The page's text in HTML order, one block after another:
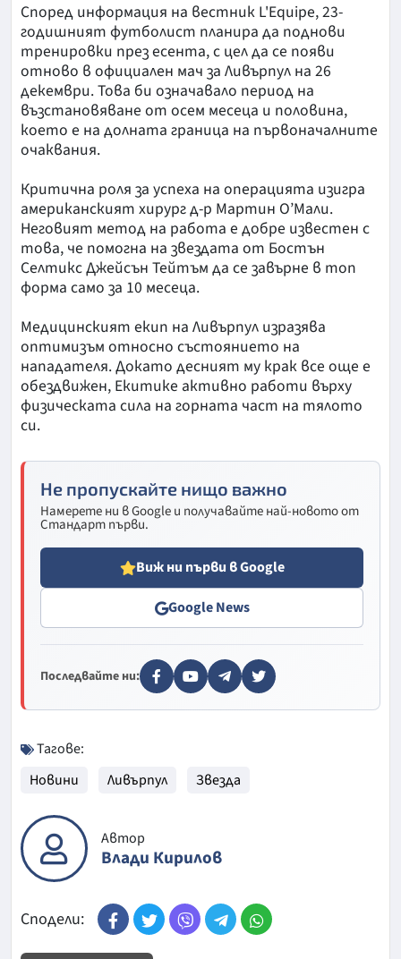
Според информация на вестник L'Equipe, 23-
годишният футболист планира да поднови
тренировки през есента, с цел да се появи
отново в официален мач за Ливърпул на 26
декември. Това би означавало период на
възстановяване от осем месеца и половина,
което е на долната граница на първоначалните
очаквания.
Критична роля за успеха на операцията изигра
американският хирург д-р Мартин О’Мали.
Неговият метод на работа е добре известен с
това, че помогна на звездата от Бостън
Селтикс Джейсън Тейтъм да се завърне в топ
форма само за 10 месеца.
Медицинският екип на Ливърпул изразява
оптимизъм относно състоянието на
нападателя. Докато десният му крак все още е
обездвижен, Екитике активно работи върху
физическата сила на горната част на тялото
си.
Не пропускайте нищо важно
Намерете ни в Google и получавайте най-новото от
Стандарт първи.
Виж ни първи в Google
Google News
Последвайте ни:
Тагове:
Новини
Ливърпул Звезда
Автор
Влади Кирилов
Сподели: